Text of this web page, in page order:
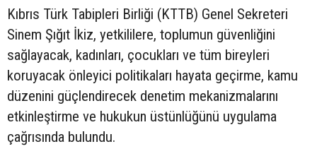
Kıbrıs Türk Tabipleri Birliği (KTTB) Genel Sekreteri
Sinem Şığıt İkiz, yetkililere, toplumun güvenliğini
sağlayacak, kadınları, çocukları ve tüm bireyleri
koruyacak önleyici politikaları hayata geçirme, kamu
düzenini güçlendirecek denetim mekanizmalarını
etkinleştirme ve hukukun üstünlüğünü uygulama
çağrısında bulundu.